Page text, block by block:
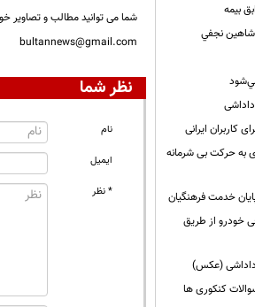
شما می توانید مطالب و تصاویر
bultannews@gmail.com
نظر شما
نام
ایمیل
* نظر
بیمه
شاهين نجفي
به حرکت بی شرمانه
خودرو از طریق
(عکس)
کنکوری ها